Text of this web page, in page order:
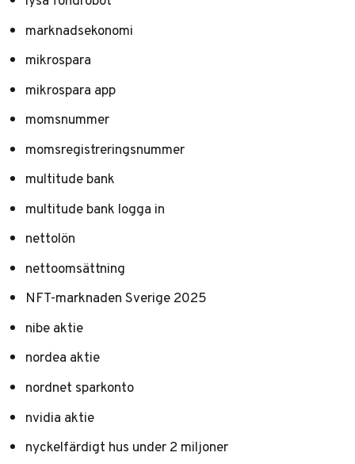
marknadsekonomi
mikrospara
mikrospara app
momsnummer
momsregistreringsnummer
multitude bank
multitude bank logga in
nettolön
nettoomsättning
NFT-marknaden Sverige 2025
nibe aktie
nordea aktie
nordnet sparkonto
nvidia aktie
nyckelfärdigt hus under 2 miljoner